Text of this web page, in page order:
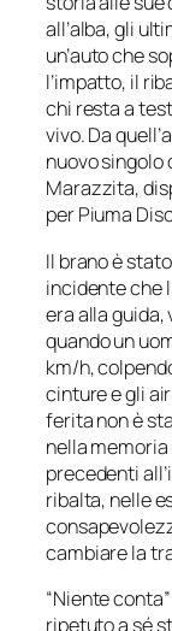
all’alba, gli
un’auto che
l’impatto, il
chi resta a
vivo. Da
nuovo singolo
Marazzita,
perPiuma
Il brano è
incidente che
era alla
quando un
km/h,
cinture e gli
ferita non è
nella
precedenti
ribalta, nelle
cambiare la
“Niente
ripetuto a sé